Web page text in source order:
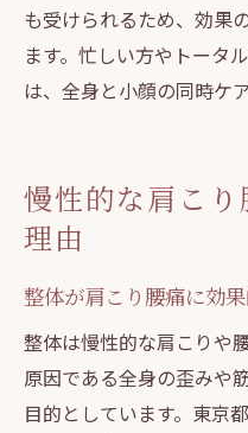
も受けられるため、効果
ます。忙しい方やトータ
は、全身と小顔の同時ケ
慢性的な肩こり
理由
整体が肩こり腰痛に効
整体は慢性的な肩こりや
原因である全身の歪みや
目的としています。東京